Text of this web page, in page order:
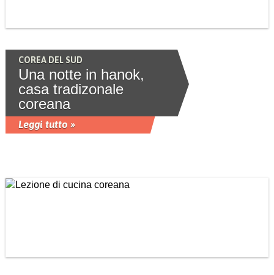
COREA DEL SUD
Una notte in hanok,
casa tradizonale
coreana
Leggi tutto »